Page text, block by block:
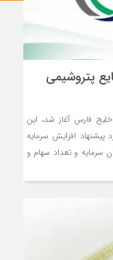
پتروشیمی
فارس آغاز شد، این
افزایش سرمایه
با میزان سرمایه و تعداد سهام و